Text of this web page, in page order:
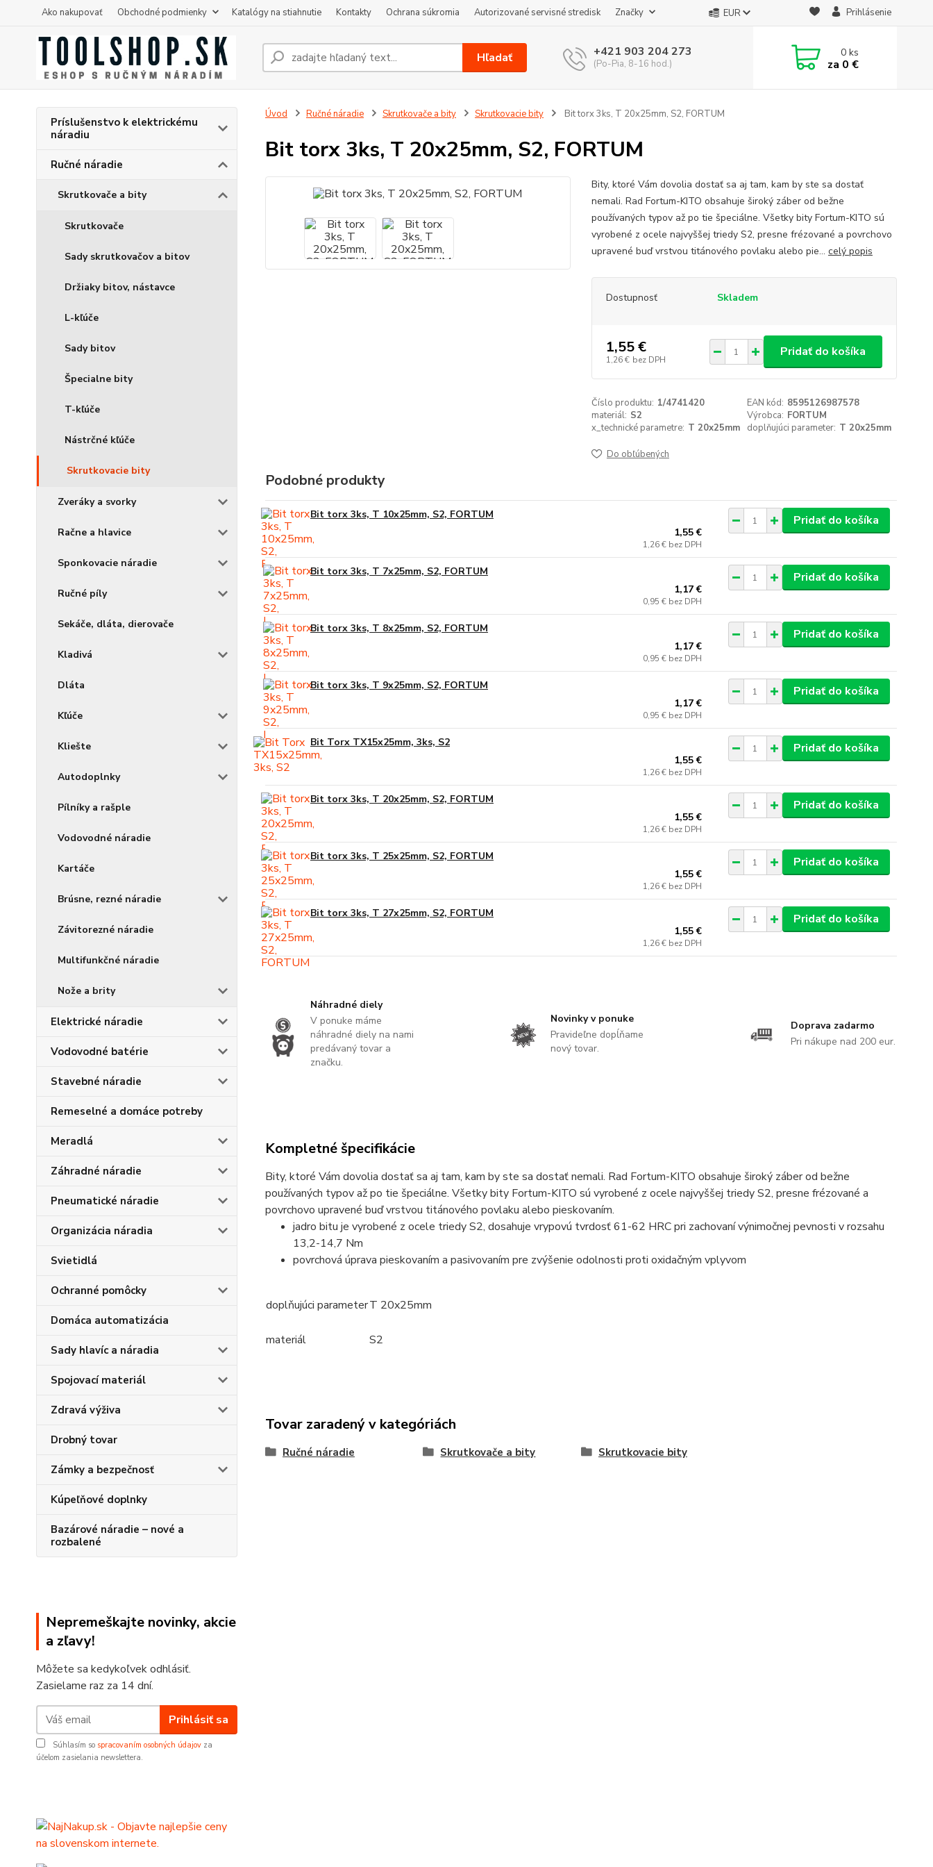
Ako nakupovať Obchodné podmienky Katalógy na stiahnutie Kontakty Ochrana súkromia Autorizované servisné stredisk Značky EUR Prihlásenie
Hľadať +421 903 204 273
(Po-Pia, 8-16 hod.)
0ks
za 0 €
Príslušenstvo k elektrickému
náradiu
Ručné náradie
Skrutkovače a bity
Skrutkovače
Sady skrutkovačov a bitov
Držiaky bitov, nástavce
L-kľúče
Sady bitov
Špecialne bity
T-kľúče
Nástrčné kľúče
Skrutkovacie bity
Zveráky a svorky
Račne a hlavice
Sponkovacie náradie
Ručné píly
Sekáče, dláta, dierovače
Kladivá
Dláta
Kľúče
Kliešte
Autodoplnky
Pílníky a rašple
Vodovodné náradie
Kartáče
Brúsne, rezné náradie
Závitorezné náradie
Multifunkčné náradie
Nože a brity
Elektrické náradie
Vodovodné batérie
Stavebné náradie
Remeselné a domáce potreby
Meradlá
Záhradné náradie
Pneumatické náradie
Organizácia náradia
Svietidlá
Ochranné pomôcky
Domáca automatizácia
Sady hlavíc a náradia
Spojovací materiál
Zdravá výživa
Drobný tovar
Zámky a bezpečnosť
Kúpeľňové doplnky
Bazárové náradie – nové a
rozbalené
Nepremeškajte novinky, akcie
a zľavy!
Môžete sa kedykoľvek odhlásiť.
Zasielame raz za 14 dní.
Prihlásiť sa
Súhlasím so spracovaním osobných údajov za
účelom zasielania newslettera.
Úvod Ručné náradie Skrutkovače a bity Skrutkovacie bity Bit torx 3ks, T 20x25mm, S2, FORTUM
Bit torx 3ks, T 20x25mm, S2, FORTUM
Bity, ktoré Vám dovolia dostať sa aj tam, kam by ste sa dostať
nemali. Rad Fortum-KITO obsahuje široký záber od bežne
používaných typov až po tie špeciálne. Všetky bity Fortum-KITO sú
vyrobené z ocele najvyššej triedy S2, presne frézované a povrchovo
upravené buď vrstvou titánového povlaku alebo pie... celý popis
Dostupnosť Skladem
1,55 €
1,26 € bez DPH
Pridať do košíka
Číslo produktu: 1/4741420 EAN kód: 8595126987578
materiál: S2 Výrobca: FORTUM
x_technické parametre: T 20x25mm doplňujúci parameter: T 20x25mm
Do obľúbených
Podobné produkty
Bit torx 3ks, T 10x25mm, S2, FORTUM
1,55 €
1,26 € bez DPH
Pridať do košíka
Bit torx 3ks, T 7x25mm, S2, FORTUM
1,17 €
0,95 € bez DPH
Pridať do košíka
Bit torx 3ks, T 8x25mm, S2, FORTUM
1,17 €
0,95 € bez DPH
Pridať do košíka
Bit torx 3ks, T 9x25mm, S2, FORTUM
1,17 €
0,95 € bez DPH
Pridať do košíka
Bit Torx TX15x25mm, 3ks, S2
1,55 €
1,26 € bez DPH
Pridať do košíka
Bit torx 3ks, T 20x25mm, S2, FORTUM
1,55 €
1,26 € bez DPH
Pridať do košíka
Bit torx 3ks, T 25x25mm, S2, FORTUM
1,55 €
1,26 € bez DPH
Pridať do košíka
Bit torx 3ks, T 27x25mm, S2, FORTUM
1,55 €
1,26 € bez DPH
Pridať do košíka
Náhradné diely
V ponuke máme
náhradné diely na nami
predávaný tovar a
značku.
Novinky v ponuke
Pravideľne dopĺňame
nový tovar.
Doprava zadarmo
Pri nákupe nad 200 eur.
Kompletné špecifikácie
Bity, ktoré Vám dovolia dostať sa aj tam, kam by ste sa dostať nemali. Rad Fortum-KITO obsahuje široký záber od bežne
používaných typov až po tie špeciálne. Všetky bity Fortum-KITO sú vyrobené z ocele najvyššej triedy S2, presne frézované a
povrchovo upravené buď vrstvou titánového povlaku alebo pieskovaním.
jadro bitu je vyrobené z ocele triedy S2, dosahuje vrypovú tvrdosť 61-62 HRC pri zachovaní výnimočnej pevnosti v rozsahu
13,2-14,7 Nm
povrchová úprava pieskovaním a pasivovaním pre zvýšenie odolnosti proti oxidačným vplyvom
doplňujúci parameterT 20x25mm
materiál S2
Tovar zaradený v kategóriách
Ručné náradie Skrutkovače a bity Skrutkovacie bity